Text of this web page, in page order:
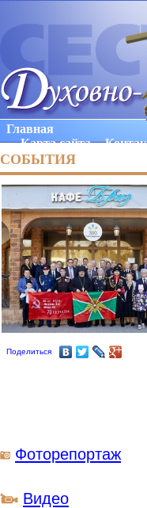
Главная
Карта сайта
СОБЫТИЯ
Поделиться
Фоторепортаж
Видео